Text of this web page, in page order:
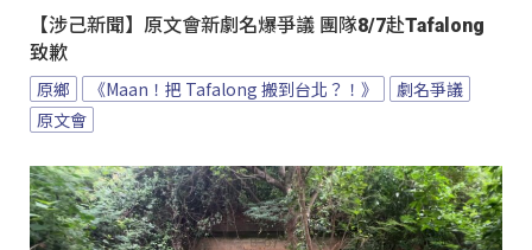
【涉己新聞】原文會新劇名爆爭議 團隊8/7赴Tafalong
致歉
原鄉 《Maan！把 Tafalong 搬到台北？！》
劇名爭議
原文會